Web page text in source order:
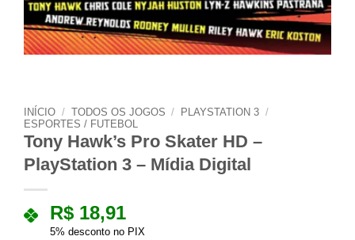
INÍCIO / TODOS OS JOGOS / PLAYSTATION 3 /
ESPORTES / FUTEBOL
Tony Hawk’s Pro Skater HD –
PlayStation 3 – Mídia Digital
R$ 18,91
5% desconto no PIX